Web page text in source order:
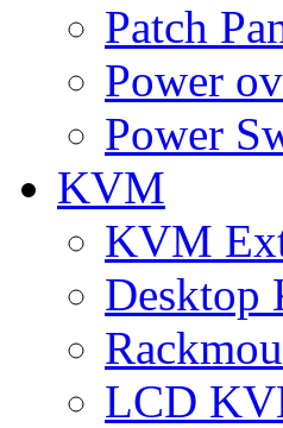
Patch
Power
Power
KVM
KVM
Desktop
LCD